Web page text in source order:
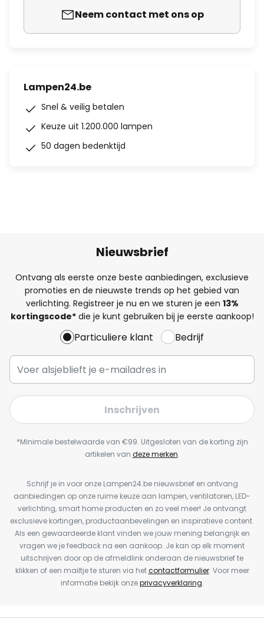
Neem contact met ons op
Lampen24.be
Snel & veilig betalen
Keuze uit 1.200.000 lampen
50 dagen bedenktijd
Nieuwsbrief
Ontvang als eerste onze beste aanbiedingen, exclusieve
promoties en de nieuwste trends op het gebied van
verlichting. Registreer je nu en we sturen je een 13%
kortingscode*die je kunt gebruiken bij je eerste aankoop!
Particuliere klant Bedrijf
Inschrijven
*Minimale bestelwaarde van €99. Uitgesloten van de korting zijn
artikelen van deze merken.
Schrijf je in voor onze Lampen24.be nieuwsbrief en ontvang
aanbiedingen op onze ruime keuze aan lampen, ventilatoren, LED-
verlichting, smart home producten en zo veel meer! Je ontvangt
exclusieve kortingen, productaanbevelingen en inspiratieve content.
Als een gewaardeerde klant vinden we jouw mening belangrijk en
vragen we je feedback na een aankoop. Je kan op elk moment
uitschrijven door op de afmeldlink onderaan de nieuwsbrief te
klikken of een mailtje te sturen via hetcontactformulier. Voor meer
informatie bekijk onzeprivacyverklaring.